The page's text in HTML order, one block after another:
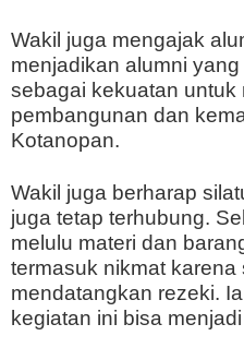
Wakil juga mengajak
menjadikan alumni
sebagai kekuatan untuk
pembangunan dan
Kotanopan.
Wakil juga berharap
juga tetap terhubung.
melulu materi dan
termasuk nikmat karena
mendatangkan rezeki.
kegiatan ini bisa